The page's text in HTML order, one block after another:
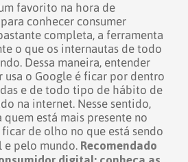
favorito na hora de
conhecer consumer
completa, a ferramenta
o que os internautas de todo
Dessa maneira, entender
usa o Google é ficar por dentro
e de todo tipo de hábito de
na internet. Nesse sentido,
está mais presente no
de olho no que está sendo
e pelo mundo. Recomendado